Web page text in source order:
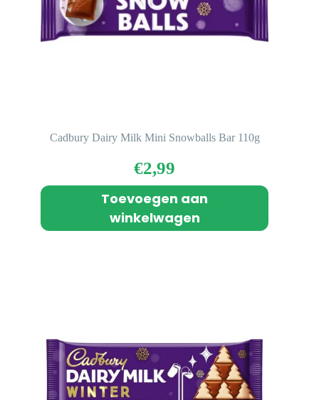
Cadbury Dairy Milk Mini Snowballs Bar 110g
€2,99
Toevoegen aan
winkelwagen